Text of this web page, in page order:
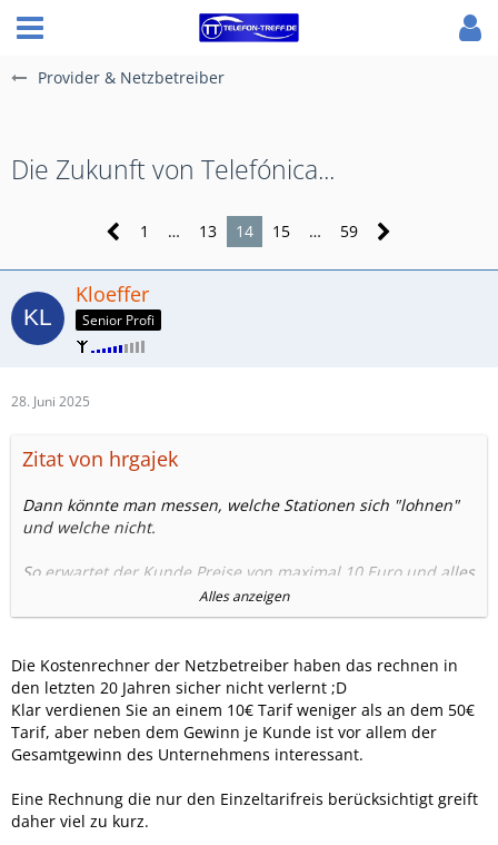
Provider & Netzbetreiber
Die Zukunft von Telefónica...
1 … 13 14 15 … 59
Kloeffer
Senior Profi
28. Juni 2025
Zitat von hrgajek
Dann könnte man messen, welche Stationen sich "lohnen"
und welche nicht.
So erwartet der Kunde Preise von maximal 10 Euro und alles
Wenn dieser Kunde vorher 50 Euro bezahlt und jetzt nur
Selbst wenn er vorher 20 bezahlt hat, fehlen 10 Euro.
kommen neue Kunden, die das kompensieren?
Alles anzeigen
Die Kostenrechner der Netzbetreiber haben das rechnen in
den letzten 20 Jahren sicher nicht verlernt ;D
Klar verdienen Sie an einem 10€ Tarif weniger als an dem 50€
Tarif, aber neben dem Gewinn je Kunde ist vor allem der
Gesamtgewinn des Unternehmens interessant.
Eine Rechnung die nur den Einzeltarifreis berücksichtigt greift
daher viel zu kurz.